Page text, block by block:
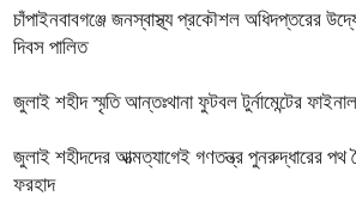
চাঁপাইনবাবগঞ্জে জনস্বাস্থ্য প্রকৌশল অধিদপ্তরের
দিবস পালিত
জুলাই শহীদ স্মৃতি আন্তঃথানা ফুটবল টুর্নামেন্টের
জুলাই শহীদদের আত্মত্যাগেই গণতন্ত্র পুনরুদ্ধারের পথ
ফরহাদ